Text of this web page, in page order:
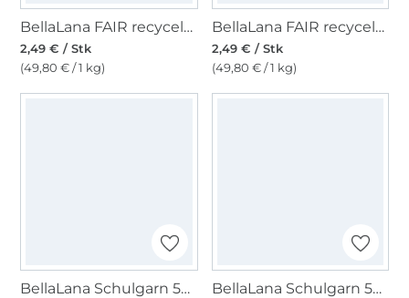
BellaLana FAIR recycelt Baumwolle 50gr. ,braun
2,49 € / Stk
(49,80 € / 1 kg)
BellaLana FAIR recycelt Baumwolle 50gr. ,royalblau
2,49 € / Stk
(49,80 € / 1 kg)
BellaLana Schulgarn 50gr. , grau BellaLana Schulgarn 50gr. , gelb